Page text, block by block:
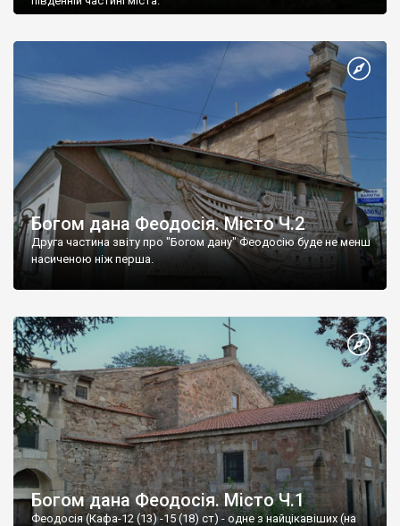
Богом дана Феодосія. Місто Ч.2
Друга частина звіту про "Богом дану" Феодосію буде не менш
насиченою ніж перша.
Богом дана Феодосія. Місто Ч.1
Феодосія (Кафа-12 (13) -15 (18) ст) - одне з найцікавіших (на